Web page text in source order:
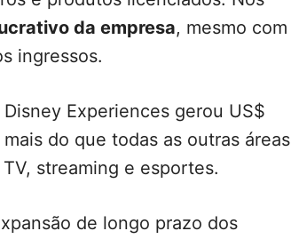
da empresa, mesmo com
ingressos.
Experiences gerou US$
do que todas as outras áreas
streaming e esportes.
de longo prazo dos